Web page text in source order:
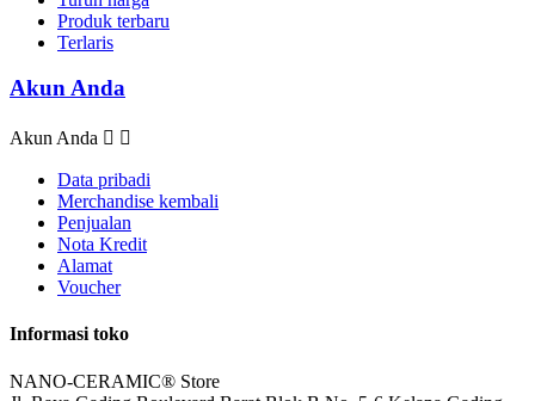
Produk terbaru
Terlaris
Akun Anda
Akun Anda  
Data pribadi
Merchandise kembali
Penjualan
Nota Kredit
Alamat
Voucher
Informasi toko
NANO-CERAMIC® Store